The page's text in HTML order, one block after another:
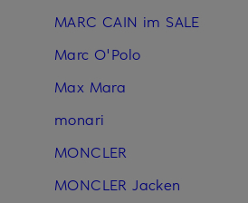
MARC CAIN im SALE
Marc O'Polo
Max Mara
monari
MONCLER
MONCLER Jacken